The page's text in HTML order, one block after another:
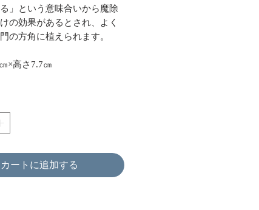
る」という意味合いから魔除
の効果があるとされ、よく
の方角に植えられます。
×高さ7.7㎝
カートに追加する